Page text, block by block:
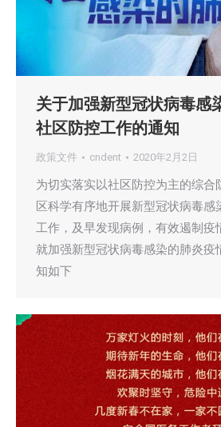
关于加强新型冠状病毒感
社区防控工作的通知
政策文件 cndent 2020年2月2日
为切实落实以社区防控为主的综合
区科学有序地开展新型冠状病毒感
工作，及早发现病例，有效遏制疫
就加强新型冠状病毒感染的肺炎疫
知如下